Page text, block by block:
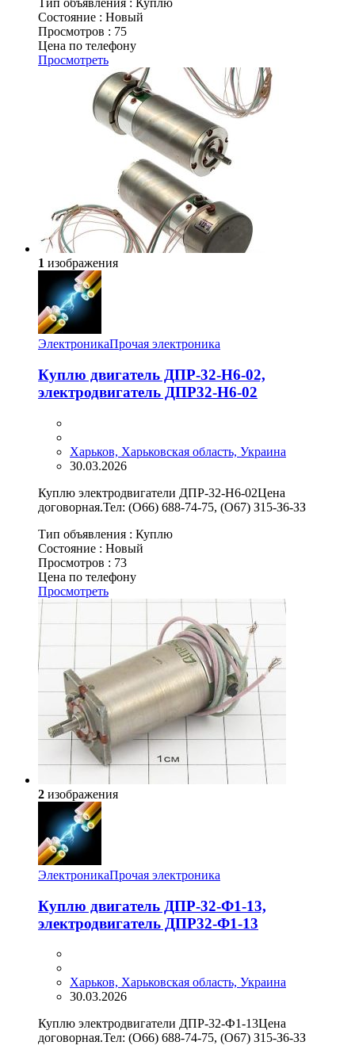
Тип объявления : Куплю
Состояние : Новый
Просмотров : 75
Цена по телефону
Просмотреть
1 изображения
ЭлектроникаПрочая электроника
Куплю двигатель ДПР-32-Н6-02,
электродвигатель ДПР32-Н6-02
Харьков, Харьковская область, Украина
30.03.2026
Куплю электродвигатели ДПР-32-Н6-02Цена
договорная.Тел: (О66) 688-74-75, (О67) З15-З6-ЗЗ
Тип объявления : Куплю
Состояние : Новый
Просмотров : 73
Цена по телефону
Просмотреть
2 изображения
ЭлектроникаПрочая электроника
Куплю двигатель ДПР-32-Ф1-13,
электродвигатель ДПР32-Ф1-13
Харьков, Харьковская область, Украина
30.03.2026
Куплю электродвигатели ДПР-32-Ф1-13Цена
договорная.Тел: (О66) 688-74-75, (О67) З15-З6-ЗЗ